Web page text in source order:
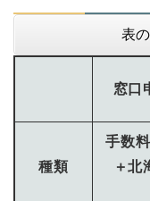
表
窓口
種類
手数
＋北